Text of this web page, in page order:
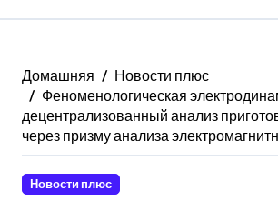
Домашняя
Новости плюс
Феноменологическая
децентрализованный анализ
через призму анализа
Новости плюс